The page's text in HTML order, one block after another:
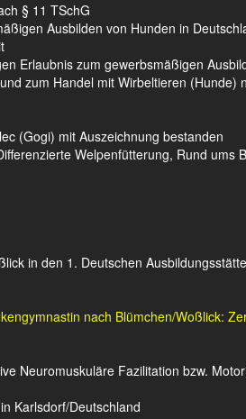
§ 11 TSchG
Ausbilden von Hunden in
Erlaubnis zum gewerbsmäßigen
zum Handel mit Wirbeltieren (Hunde)
(Gogi) mit Auszeichnung bestanden
Welpenfütterung, Rund ums
in den 1. Deutschen
nach Blümchen/Woßlick:
Neuromuskuläre Fazilitation bzw.
Karlsdorf/Deutschland